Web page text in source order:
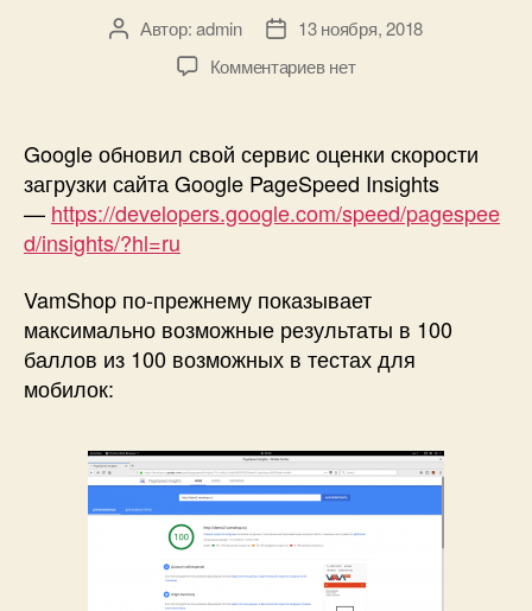
АвторАвтор:admin
Дата13 ноября, 2018
Комментариевк
PageSpeed
Insights!
VamShop
баллов
из
100
возможных
тестах!
нет
Google обновил свой сервис оценки скорости
загрузки сайта Google PageSpeed Insights
— https://developers.google.com/speed/pagespee
d/insights/?hl=ru
VamShop по-прежнему показывает
максимально возможные результаты в 100
баллов из 100 возможных в тестах для
мобилок: